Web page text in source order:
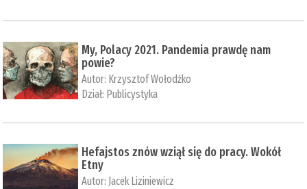
My, Polacy 2021. Pandemia prawdę nam
powie?
Autor: Krzysztof Wołodźko
Dział: Publicystyka
Hefajstos znów wziął się do pracy. Wokół
Etny
Autor: Jacek Liziniewicz